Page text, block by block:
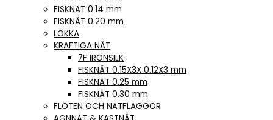
FISKNÄT 0.14 mm
FISKNÄT 0.20 mm
LOKKA
KRAFTIGA NÄT
7F IRONSILK
FISKNÄT 0.15X3X 0.12X3 mm
FISKNÄT 0.25 mm
FISKNÄT 0.30 mm
FLÖTEN OCH NÄTFLAGGOR